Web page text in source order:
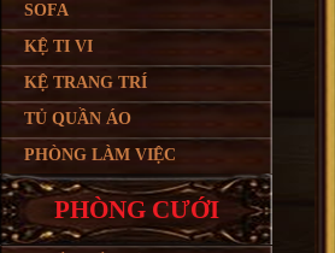
SOFA
KỆ TI VI
KỆ TRANG TRÍ
TỦ QUẦN ÁO
PHÒNG LÀM VIỆC
PHÒNG CƯỚI